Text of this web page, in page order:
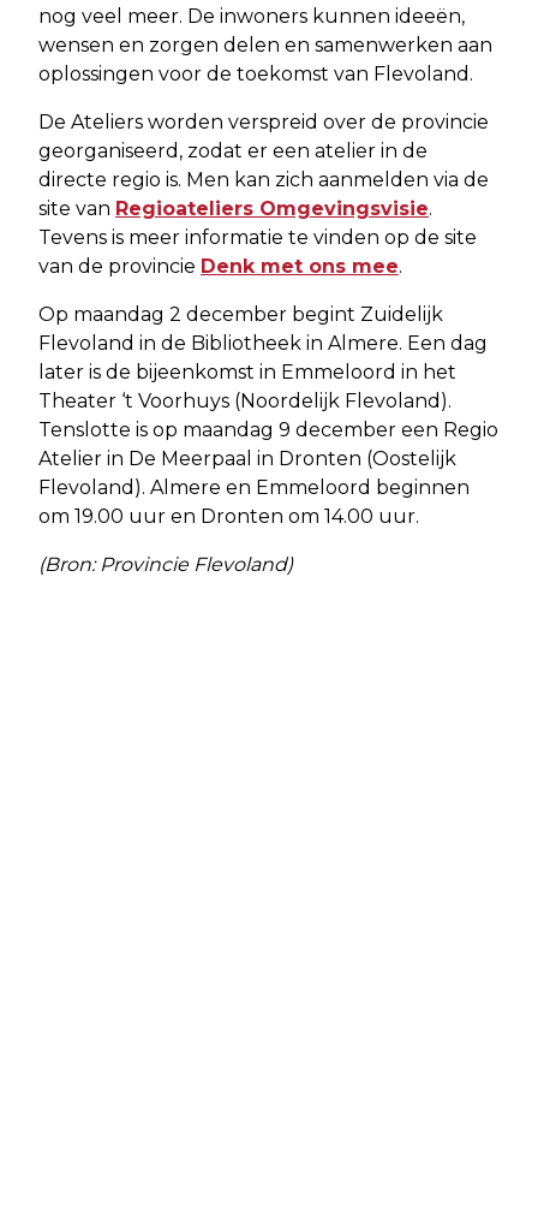
nog veel meer. De inwoners kunnen ideeën,
wensen en zorgen delen en samenwerken aan
oplossingen voor de toekomst van Flevoland.
De Ateliers worden verspreid over de provincie
georganiseerd, zodat er een atelier in de
directe regio is. Men kan zich aanmelden via de
site van Regioateliers Omgevingsvisie.
Tevens is meer informatie te vinden op de site
van de provincie Denk met ons mee.
Op maandag 2 december begint Zuidelijk
Flevoland in de Bibliotheek in Almere. Een dag
later is de bijeenkomst in Emmeloord in het
Theater ‘t Voorhuys (Noordelijk Flevoland).
Tenslotte is op maandag 9 december een Regio
Atelier in De Meerpaal in Dronten (Oostelijk
Flevoland). Almere en Emmeloord beginnen
om 19.00 uur en Dronten om 14.00 uur.
(Bron: Provincie Flevoland)